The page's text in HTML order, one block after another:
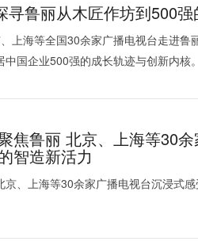
鲁丽从木匠作坊到500强
上海等全国30余家广播电视台走进鲁
国企业500强的成长轨迹与创新内核。
焦鲁丽 北京、上海等30
智造新活力
京、上海等30余家广播电视台沉浸式